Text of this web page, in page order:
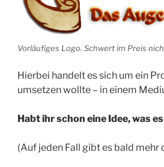
Vorläufiges Logo. Schwert im Preis
Hierbei handelt es sich um ein
umsetzen wollte – in einem
Habt ihr schon eine Idee, was
(Auf jeden Fall gibt es bald mehr